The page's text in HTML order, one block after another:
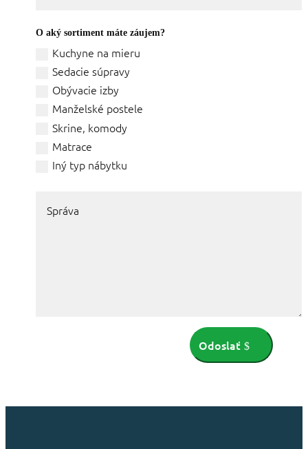
O aký sortiment máte záujem?
Kuchyne na mieru
Sedacie súpravy
Obývacie izby
Manželské postele
Skrine, komody
Matrace
Iný typ nábytku
Odoslať